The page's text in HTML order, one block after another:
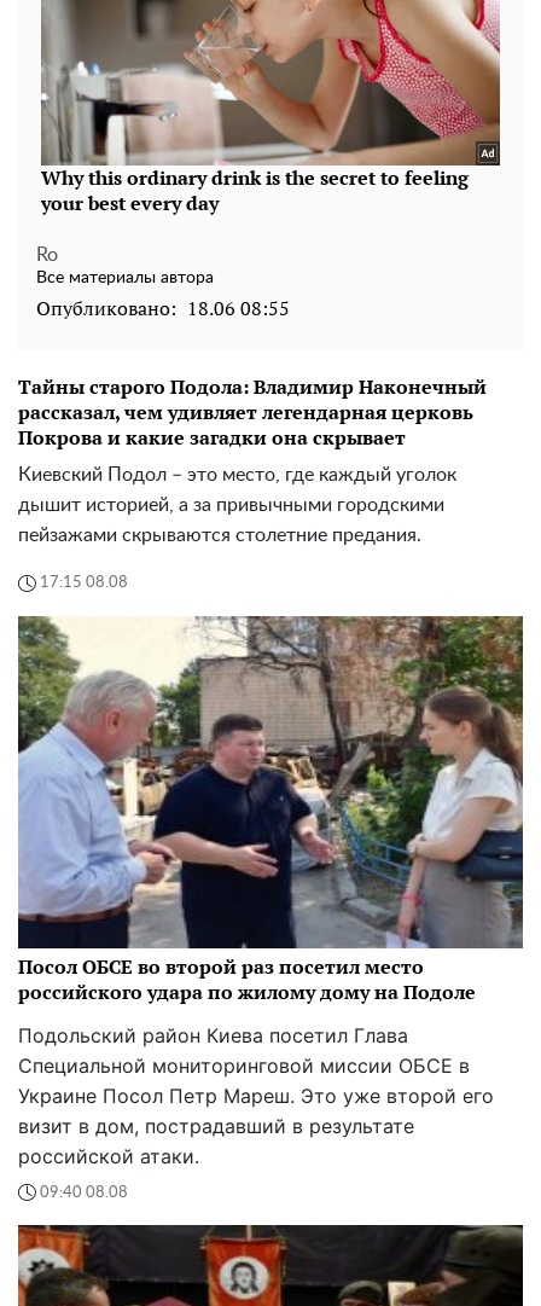
Ro
Все материалы автора
Опубликовано: 18.06 08:55
Тайны старого Подола: Владимир Наконечный
рассказал, чем удивляет легендарная церковь
Покрова и какие загадки она скрывает
Киевский Подол – это место, где каждый уголок
дышит историей, а за привычными городскими
пейзажами скрываются столетние предания.
17:15 08.08
Посол ОБСЕ во второй раз посетил место
российского удара по жилому дому на Подоле
Подольский район Киева посетил Глава
Специальной мониторинговой миссии ОБСЕ в
Украине Посол Петр Мареш. Это уже второй его
визит в дом, пострадавший в результате
российской атаки.
09:40 08.08